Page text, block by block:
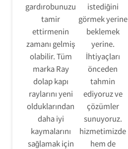
gardırobunuzu
tamir
ettirmenin
zamanı gelmiş
olabilir. Tüm
marka Ray
dolap kapı
raylarını yeni
olduklarından
daha iyi
kaymalarını
sağlamak için
istediğini
görmek yerine
beklemek
yerine.
İhtiyaçları
önceden
tahmin
ediyoruz ve
çözümler
sunuyoruz.
hizmetimizde
hem de